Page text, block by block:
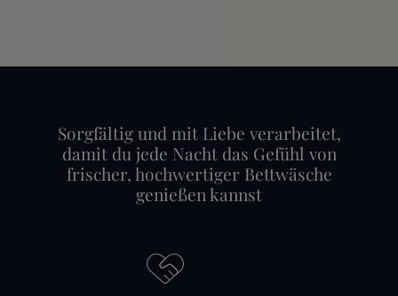
Sorgfältig und mit Liebe verarbeitet,
damit du jede Nacht das Gefühl von
frischer, hochwertiger Bettwäsche
genießen kannst